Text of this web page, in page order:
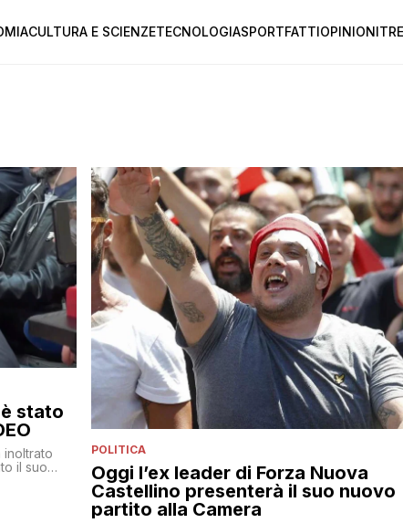
CULTURA E SCIENZETECNOLOGIASPORTFATTIOPINIONI
stato
inoltrato
il suo
POLITICA
Oggi l’ex leader di Forza Nuova
Castellino presenterà il suo nuovo
partito alla Camera